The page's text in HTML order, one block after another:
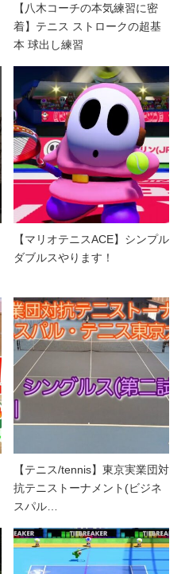
【八木コーチの本気練習に密
着】テニス ストロークの超基
本 球出し練習
【マリオテニスACE】シンプル
ダブルスやります！
【テニス/tennis】東京実業団対
抗テニストーナメント(ビジネ
スパル…